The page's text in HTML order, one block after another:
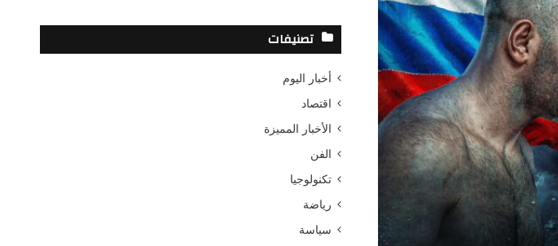
ث
تصنيفات
أخبار اليوم
اقتصاد
الأخبار المميزة
الفن
تكنولوجيا
رياضة
سياسة